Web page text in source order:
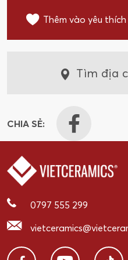
Thêm vào yêu thích
Tìm địa
CHIA SẺ:
0797 555 299